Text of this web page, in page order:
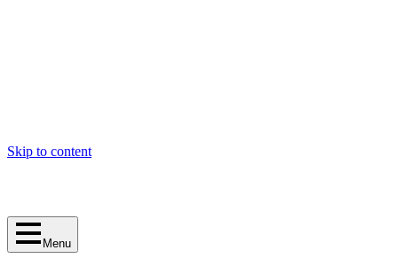
Skip to content
Menu